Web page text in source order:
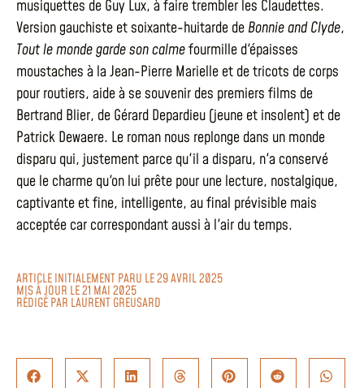
musiquettes de Guy Lux, à faire trembler les Claudettes.
Version gauchiste et soixante-huitarde de Bonnie and Clyde,
Tout le monde garde son calmefourmille d'épaisses
moustaches à la Jean-Pierre Marielle et de tricots de corps
pour routiers, aide à se souvenir des premiers films de
Bertrand Blier, de Gérard Depardieu (jeune et insolent) et de
Patrick Dewaere. Le roman nous replonge dans un monde
disparu qui, justement parce qu'il a disparu, n'a conservé
que le charme qu'on lui prête pour une lecture, nostalgique,
captivante et fine, intelligente, au final prévisible mais
acceptée car correspondant aussi à l'air du temps.
ARTICLE INITIALEMENT PARU LE 29 AVRIL 2025
MIS À JOUR LE 21 MAI 2025
RÉDIGÉ PAR LAURENT GREUSARD